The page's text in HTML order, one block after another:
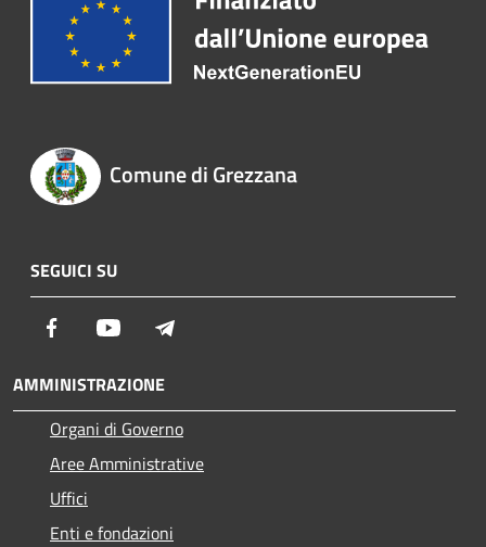
Comune di Grezzana
SEGUICI SU
Facebook Youtube
AMMINISTRAZIONE
Organi di Governo
Aree Amministrative
Uffici
Enti e fondazioni